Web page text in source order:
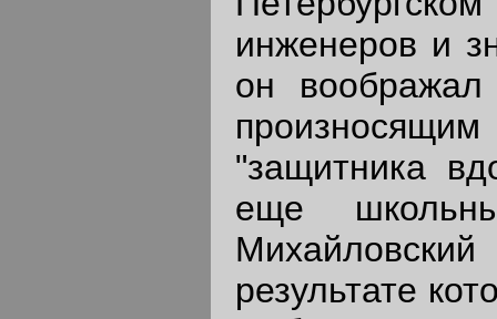
инженеров и
он
"защитника
еще
результате